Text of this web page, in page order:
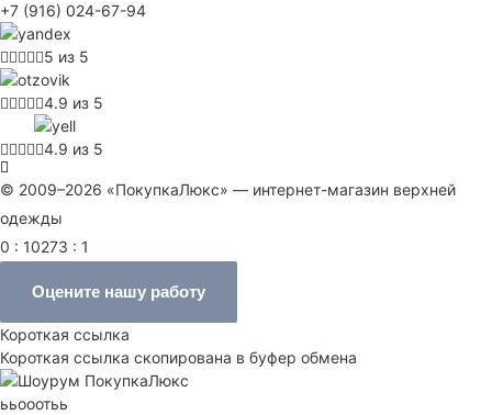
+7 (916) 024-67-94
5 из 5
4.9 из 5
4.9 из 5
© 2009–2026 «ПокупкаЛюкс» — интернет-магазин верхней
одежды
0 : 10273 : 1
Оцените нашу работу
Короткая ссылка
Короткая ссылка скопирована в буфер обмена
ььооотьь